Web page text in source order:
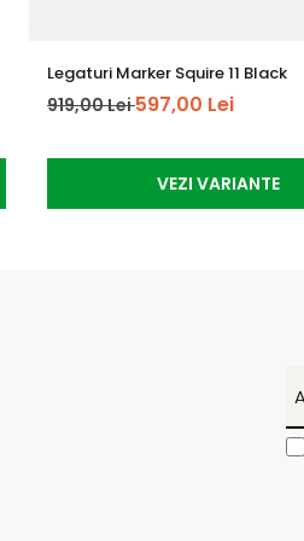
Legaturi Marker Squire 11 Black
919,00 Lei597,00 Lei
VEZI VARIANTE